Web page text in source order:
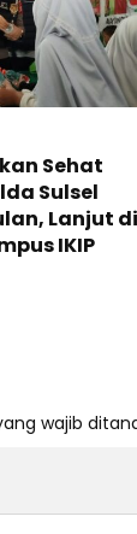
Sehat
Sulsel
Lanjut di
IKIP
wajib